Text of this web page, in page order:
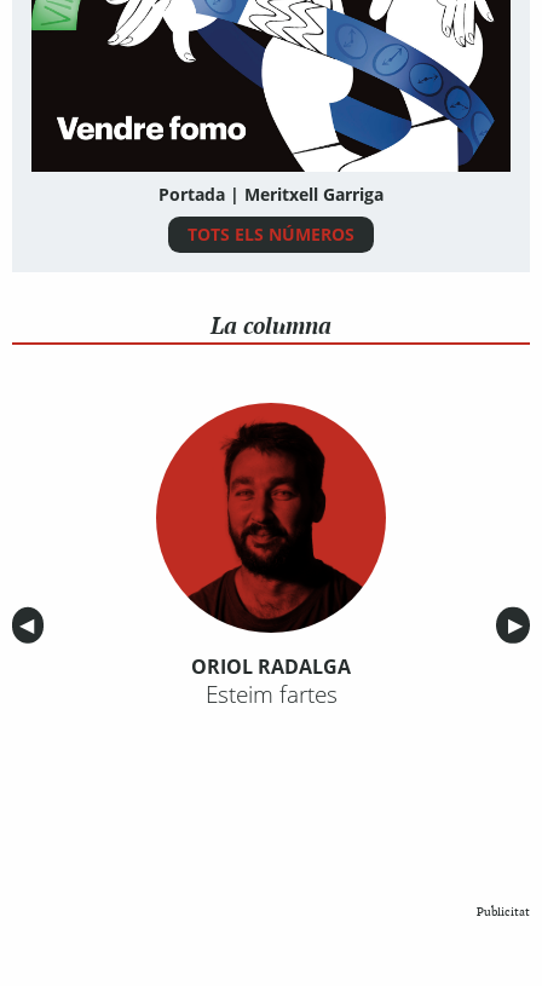
Portada | Meritxell Garriga
TOTS ELS NÚMEROS
La columna
Anterior
◀︎ ▶︎
ORIOL RADALGA
Esteim fartes
Publicitat